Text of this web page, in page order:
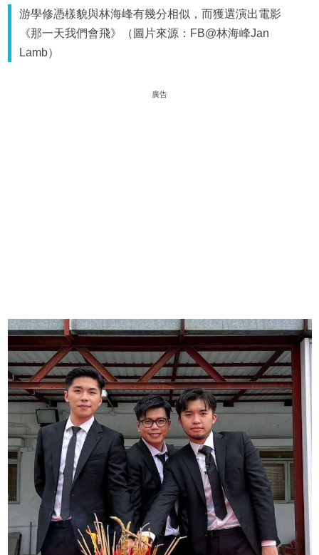
游學修憑樣貌與林海峰有幾分相似，而獲選演出電影
《那一天我們會飛》（圖片來源：FB@林海峰Jan
Lamb）
廣告